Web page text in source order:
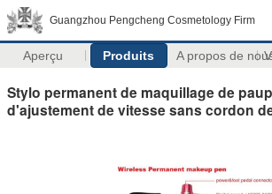
Guangzhou Pengcheng Cosmetology Firm
Aperçu Produits A propos de
Stylo permanent de maquillage de
d'ajustement de vitesse sans cordon